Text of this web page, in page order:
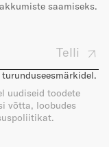
saamiseks.
Telli
uudiseid toodete
võtta, loobudes